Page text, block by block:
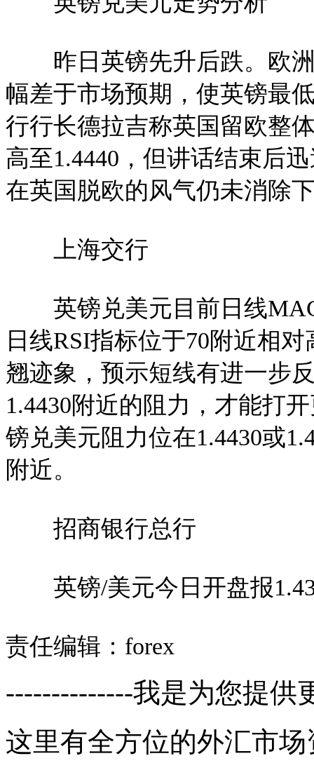
昨日英镑先升后跌。欧洲
幅差于市场预期，使英镑最
行行长德拉吉称英国留欧整
高至1.4440，但讲话结束后
在英国脱欧的风气仍未消除
上海交行
英镑兑美元目前日线
日线RSI指标位于70附近相
翘迹象，预示短线有进一步
1.4430附近的阻力，才能打
镑兑美元阻力位在1.4430或
附近。
招商银行总行
英镑/美元今日开盘报
责任编辑：forex
--------------我是为您提供
这里有全方位的外汇市